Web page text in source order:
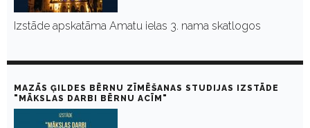
Izstāde apskatāma Amatu ielas 3. nama skatlogos
MAZĀS ĢILDES BĒRNU ZĪMĒŠANAS STUDIJAS IZSTĀDE
"MĀKSLAS DARBI BĒRNU ACĪM"